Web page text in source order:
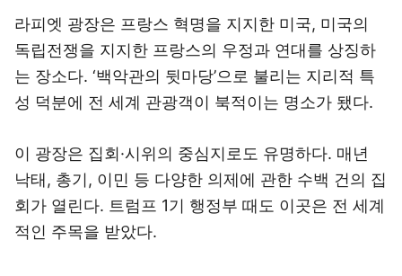
라피엣 광장은 프랑스 혁명을 지지한 미국, 미국의
독립전쟁을 지지한 프랑스의 우정과 연대를 상징하
는 장소다. ‘백악관의 뒷마당’으로 불리는 지리적 특
성 덕분에 전 세계 관광객이 북적이는 명소가 됐다.
이 광장은 집회·시위의 중심지로도 유명하다. 매년
낙태, 총기, 이민 등 다양한 의제에 관한 수백 건의 집
회가 열린다. 트럼프 1기 행정부 때도 이곳은 전 세계
적인 주목을 받았다.